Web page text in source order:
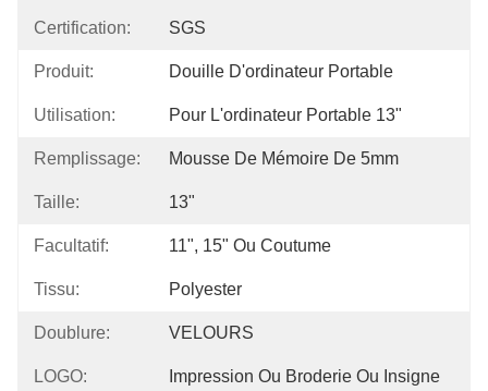
Certification: SGS
Produit: Douille D'ordinateur Portable
Utilisation: Pour L'ordinateur Portable 13"
Remplissage: Mousse De Mémoire De 5mm
Taille: 13"
Facultatif: 11", 15" Ou Coutume
Tissu: Polyester
Doublure: VELOURS
LOGO: Impression Ou Broderie Ou Insigne